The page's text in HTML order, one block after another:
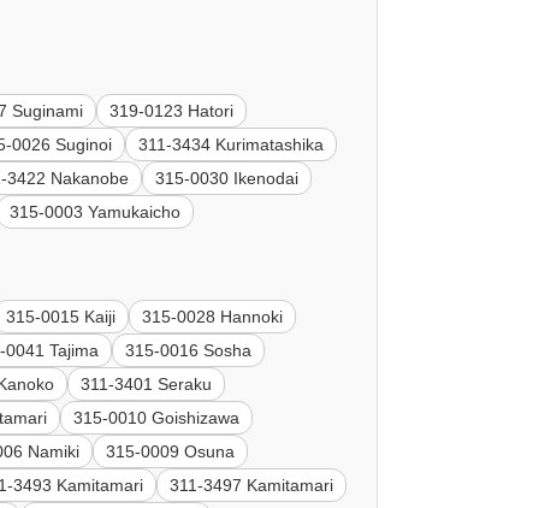
Suginami
319-0123 Hatori
0026 Suginoi
311-3434 Kurimatashika
3422 Nakanobe
315-0030 Ikenodai
315-0003 Yamukaicho
315-0015 Kaiji
315-0028 Hannoki
0041 Tajima
315-0016 Sosha
311-3401 Seraku
315-0010 Goishizawa
Namiki
315-0009 Osuna
3493 Kamitamari
311-3497 Kamitamari